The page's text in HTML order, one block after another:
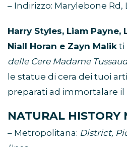
– Indirizzo: Marylebone Rd,
Harry Styles, Liam Payne,
Niall Horan e Zayn Malik ti
delle Cere Madame
le statue di cera dei tuoi
preparati ad immortalare
NATURAL HISTORY
– Metropolitana: District,